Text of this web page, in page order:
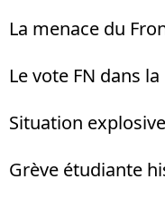
La menace du
Le vote FN dans
Situation
Grève étudiante